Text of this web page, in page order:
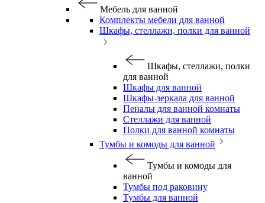
Мебель для ванной
Комплекты мебели для ванной
Шкафы, стеллажи, полки для ванной
Шкафы, стеллажи, полки
для ванной
Шкафы для ванной
Шкафы-зеркала для ванной
Пеналы для ванной комнаты
Стеллажи для ванной
Полки для ванной комнаты
Тумбы и комоды для ванной
Тумбы и комоды для
ванной
Тумбы под раковину
Тумбы для ванной